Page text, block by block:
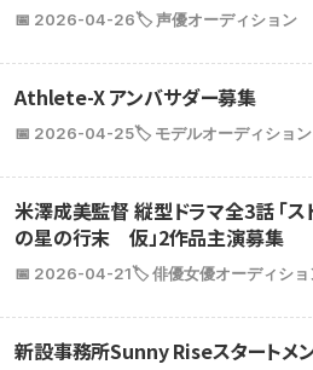
📅 2026-04-26🏷️ 声優オーディション
Athlete-X アンバサダー募集
📅 2026-04-25🏷️ モデルオーディション
米澤成美監督 縦型ドラマ全3話 「
の星の行末 仮」2作品主演募集
📅 2026-04-21🏷️ 俳優女優オーディショ
新設事務所Sunny Riseスタートメ